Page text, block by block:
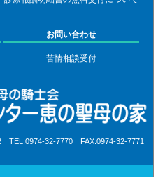
お問い合わせ
苦情相談受付
TEL.0974-32-7770 FAX.0974-32-7771